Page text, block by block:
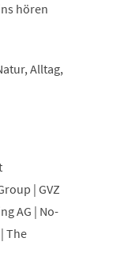
hören
Alltag,
| GVZ
AG | No-
The